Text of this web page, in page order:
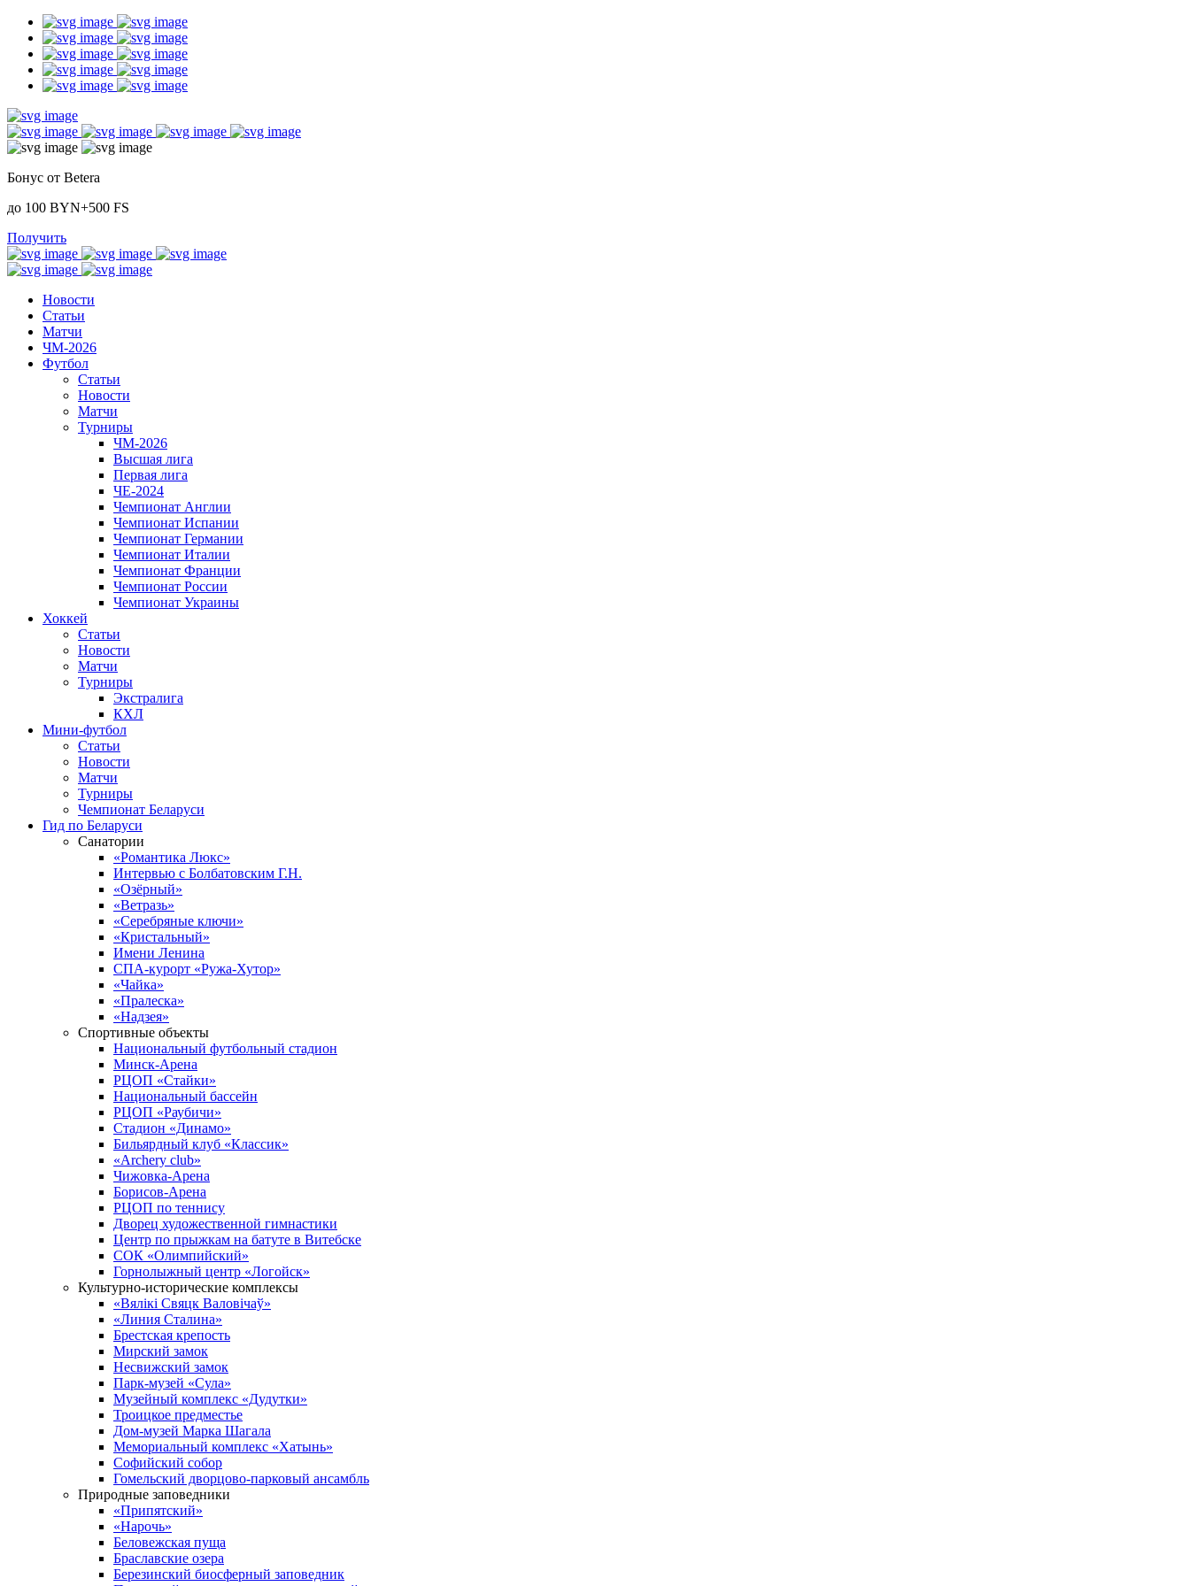
Бонус от Betera
до 100 BYN+500 FS
Получить
Новости
Статьи
Матчи
ЧМ-2026
Футбол
Статьи
Новости
Матчи
Турниры
ЧМ-2026
Высшая лига
Первая лига
ЧЕ-2024
Чемпионат Англии
Чемпионат Испании
Чемпионат Германии
Чемпионат Италии
Чемпионат Франции
Чемпионат России
Чемпионат Украины
Хоккей
Статьи
Новости
Матчи
Турниры
Экстралига
КХЛ
Мини-футбол
Статьи
Новости
Матчи
Турниры
Чемпионат Беларуси
Гид по Беларуси
Санатории
«Романтика Люкс»
Интервью с Болбатовским Г.Н.
«Озёрный»
«Ветразь»
«Серебряные ключи»
«Кристальный»
Имени Ленина
СПА-курорт «Ружа-Хутор»
«Чайка»
«Пралеска»
«Надзея»
Спортивные объекты
Национальный футбольный стадион
Минск-Арена
РЦОП «Стайки»
Национальный бассейн
РЦОП «Раубичи»
Стадион «Динамо»
Бильярдный клуб «Классик»
«Archery club»
Чижовка-Арена
Борисов-Арена
РЦОП по теннису
Дворец художественной гимнастики
Центр по прыжкам на батуте в Витебске
СОК «Олимпийский»
Горнолыжный центр «Логойск»
Культурно-исторические комплексы
«Вялікі Свяцк Валовічаў»
«Линия Сталина»
Брестская крепость
Мирский замок
Несвижский замок
Парк-музей «Сула»
Музейный комплекс «Дудутки»
Троицкое предместье
Дом-музей Марка Шагала
Мемориальный комплекс «Хатынь»
Софийский собор
Гомельский дворцово-парковый ансамбль
Природные заповедники
«Припятский»
«Нарочь»
Беловежская пуща
Браславские озера
Березинский биосферный заповедник